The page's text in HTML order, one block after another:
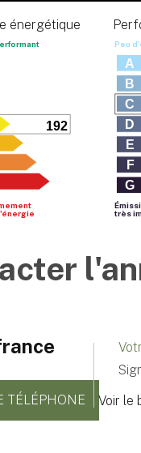
énergétique
192
Peu
A
B
C
D
E
F
G
très
TÉLÉPHONE
Voir le